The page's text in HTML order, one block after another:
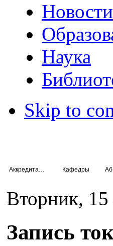
Новости
Наука
Skip to
Кафедры
Вторник,
Запись